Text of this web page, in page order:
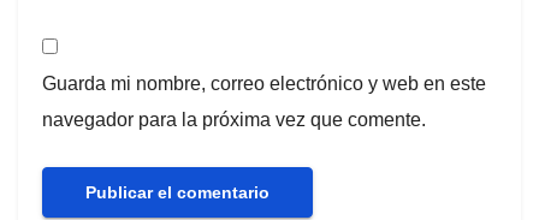
Guarda mi nombre, correo electrónico y web en este
navegador para la próxima vez que comente.